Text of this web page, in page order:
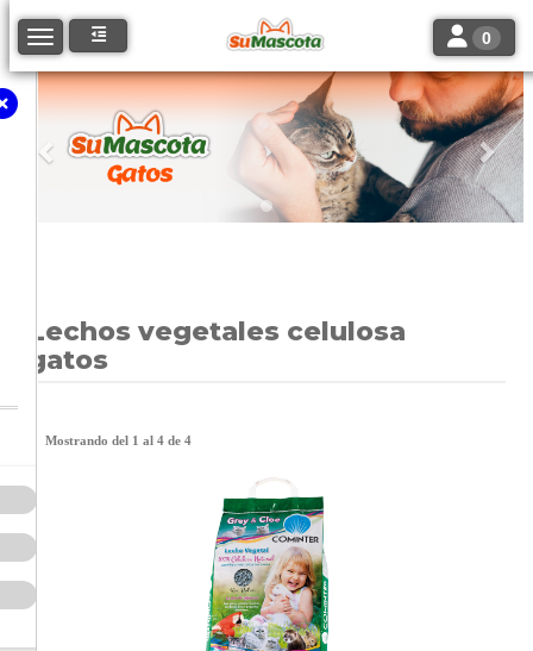
Toggle navigation Toggle
0
Anterior
Lechos vegetales celulosa
gatos
Mostrando del 1 al 4 de 4